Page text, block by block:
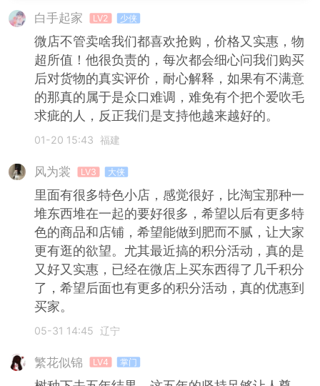
白手起家 LV2 少侠
微店不管卖啥我们都喜欢抢购，价格又实惠，物
超所值！他很负责的，每次都会细心问我们购买
后对货物的真实评价，耐心解释，如果有不满意
的那真的属于是众口难调，难免有个把个爱吹毛
求疵的人，反正我们是支持他越来越好的。
01-20 15:43 福建
风为裳 LV3 大侠
里面有很多特色小店，感觉很好，比淘宝那种一
堆东西堆在一起的要好很多，希望以后有更多特
色的商品和店铺，希望能做到肥而不腻，让大家
更有逛的欲望。尤其最近搞的积分活动，真的是
又好又实惠，已经在微店上买东西得了几千积分
了，希望后面也有更多的积分活动，真的优惠到
买家。
05-31 14:45 辽宁
繁花似锦 LV4 掌门